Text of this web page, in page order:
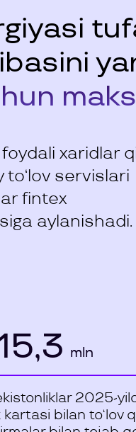
xaridlar
servislari
fintex
aylanishadi.
mln
2025-
kartasi bilan to‘lov